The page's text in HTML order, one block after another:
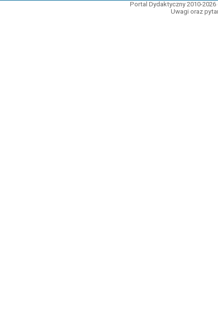
Portal Dydaktyczny 2010-
Uwagi oraz